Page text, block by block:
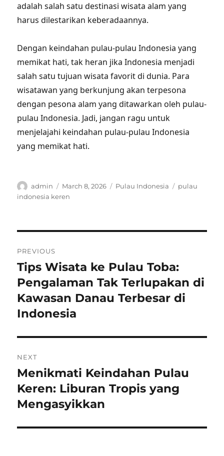
adalah salah satu destinasi wisata alam yang
harus dilestarikan keberadaannya.
Dengan keindahan pulau-pulau Indonesia yang
memikat hati, tak heran jika Indonesia menjadi
salah satu tujuan wisata favorit di dunia. Para
wisatawan yang berkunjung akan terpesona
dengan pesona alam yang ditawarkan oleh pulau-
pulau Indonesia. Jadi, jangan ragu untuk
menjelajahi keindahan pulau-pulau Indonesia
yang memikat hati.
Author
admin
Posted
on
March 8, 2026 Categories
Pulau Indonesia Tags
pulau
indonesia keren
navigation
PREVIOUS
Previous
post:
Tips Wisata ke Pulau Toba:
Pengalaman Tak Terlupakan di
Kawasan Danau Terbesar di
Indonesia
NEXT
Next
post:
Menikmati Keindahan Pulau
Keren: Liburan Tropis yang
Mengasyikkan